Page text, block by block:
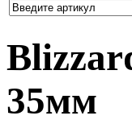
35мм